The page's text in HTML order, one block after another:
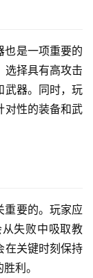
也是一项重要的
选择具有高攻击
武器。同时，玩
对性的装备和武
重要的。玩家应
失败中吸取教
在关键时刻保持
利。